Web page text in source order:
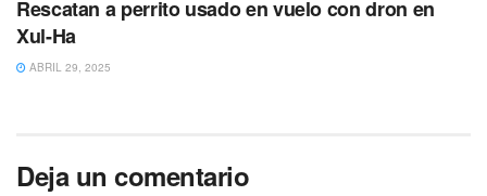
Rescatan a perrito usado en vuelo con dron en
Xul-Ha
ABRIL 29, 2025
Deja un comentario